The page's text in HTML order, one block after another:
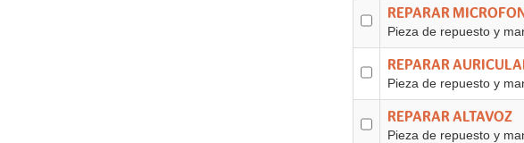
REPARAR
Pieza de repuesto y
REPARAR
Pieza de repuesto y
REPARAR ALTAVOZ
Pieza de repuesto y